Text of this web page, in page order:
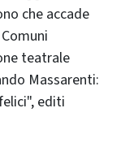
che accade
teatrale
Massarenti:
editi